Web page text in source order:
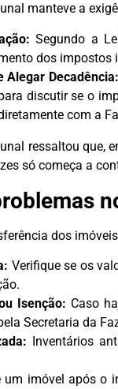
manteve a
Segundo a
dos impostos
Alegar Decadência:
discutir se o
com a
ressaltou que,
só começa a
dos
Verifique se os
Isenção: Caso
Secretaria da
Inventários
um imóvel após o